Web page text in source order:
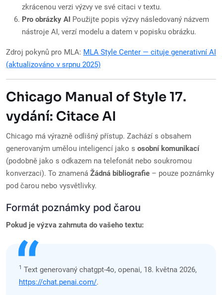
zkrácenou verzi výzvy ve své citaci v textu.
Pro obrázky AI Použijte popis výzvy následovaný názvem
nástroje AI, verzí modelu a datem v popisku obrázku.
Zdroj pokynů pro MLA: MLA Style Center — cituje generativní AI
(aktualizováno v srpnu 2025)
Chicago Manual of Style 17.
vydání: Citace AI
Chicago má výrazně odlišný přístup. Zachází s obsahem
generovaným umělou inteligencí jako s osobní komunikací
(podobně jako s odkazem na telefonát nebo soukromou
konverzaci). To znamená Žádná bibliografie – pouze poznámky
pod čarou nebo vysvětlivky.
Formát poznámky pod čarou
Pokud je výzva zahrnuta do vašeho textu:
1 Text generovaný chatgpt-4o, openai, 18. května 2026,
https://chat.penai.com/.